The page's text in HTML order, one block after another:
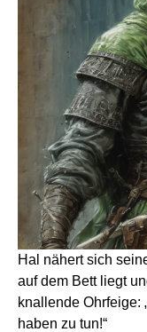
Hal nähert sich
auf dem Bett liegt
knallende Ohrfeige:
haben zu tun!“